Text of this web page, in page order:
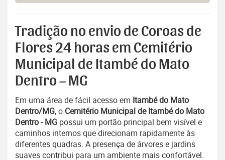
Tradição no envio de Coroas de
Flores 24 horas em Cemitério
Municipal de Itambé do Mato
Dentro – MG
Em uma área de fácil acesso em Itambé do Mato
Dentro/MG, o Cemitério Municipal de Itambé do Mato
Dentro - MG possui um portão principal bem visível e
caminhos internos que direcionam rapidamente às
diferentes quadras. A presença de árvores e jardins
suaves contribui para um ambiente mais confortável.